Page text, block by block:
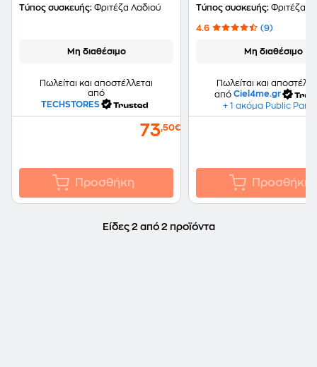
W 2.5 L Λευκό Φριτέζα
Τύπος συσκευής: Φριτέζα Λαδιού
Μη διαθέσιμο
Πωλείται και αποστέλλεται
από
TECHSTORES
73,50€
Προσθήκη
Φριτέζα Λαδιού
Τύπος συσκευής: Φριτέζα
4.6 (9)
Μη διαθέσιμο
Πωλείται και
από Ciel4me.gr
+ 1 ακόμα Public
Προσθήκη
Είδες 2 από 2 προϊόντα